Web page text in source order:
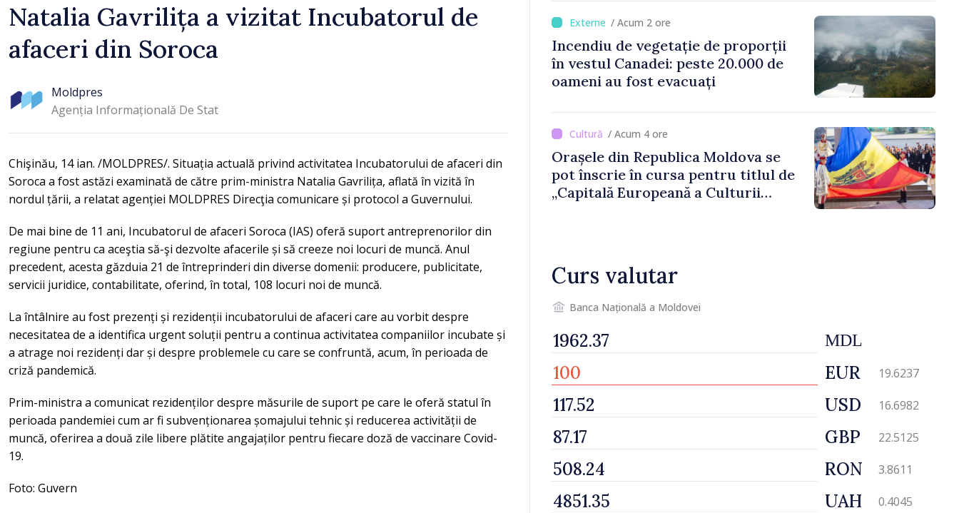
Natalia Gavrilița a vizitat Incubatorul de
afaceri din Soroca
Moldpres
Agenția Informațională De Stat
Chişinău, 14 ian. /MOLDPRES/. Situația actuală privind activitatea Incubatorului de afaceri din
Soroca a fost astăzi examinată de către prim-ministra Natalia Gavrilița, aflată în vizită în
nordul țării, a relatat agenției MOLDPRES Direcţia comunicare și protocol a Guvernului.
De mai bine de 11 ani, Incubatorul de afaceri Soroca (IAS) oferă suport antreprenorilor din
regiune pentru ca aceştia să-şi dezvolte afacerile și să creeze noi locuri de muncă. Anul
precedent, acesta găzduia 21 de întreprinderi din diverse domenii: producere, publicitate,
servicii juridice, contabilitate, oferind, în total, 108 locuri noi de muncă.
La întâlnire au fost prezenți și rezidenții incubatorului de afaceri care au vorbit despre
necesitatea de a identifica urgent soluții pentru a continua activitatea companiilor incubate și
a atrage noi rezidenți dar și despre problemele cu care se confruntă, acum, în perioada de
criză pandemică.
Prim-ministra a comunicat rezidenților despre măsurile de suport pe care le oferă statul în
perioada pandemiei cum ar fi subvenționarea șomajului tehnic și reducerea activității de
muncă, oferirea a două zile libere plătite angajaților pentru fiecare doză de vaccinare Covid-
19.
Foto: Guvern
/ Acum 2 ore
Incendiu de vegetație de proporții
în vestul Canadei: peste 20.000 de
oameni au fost evacuați
/ Acum 4 ore
Orașele din Republica Moldova se
pot înscrie în cursa pentru titlul de
„Capitală Europeană a Culturii
Curs valutar
Banca Națională a Moldovei
MDL
EUR 19.6237
USD 16.6982
GBP 22.5125
RON 3.8611
UAH 0.4045